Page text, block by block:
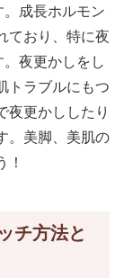
。成長ホルモン
ており、特に夜
夜更かしをし
トラブルにもつ
夜更かししたり
。美脚、美肌の
！
チ方法と